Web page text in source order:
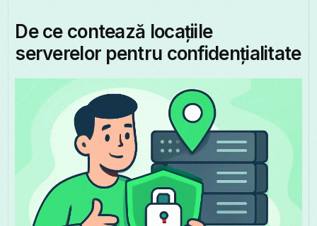
De ce contează locațiile
serverelor pentru confidențialitate